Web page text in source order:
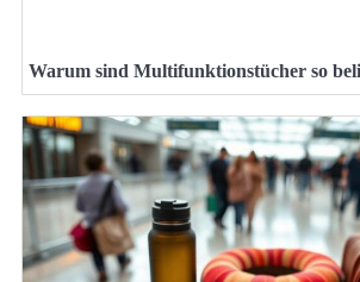
Warum sind Multifunktionstücher so